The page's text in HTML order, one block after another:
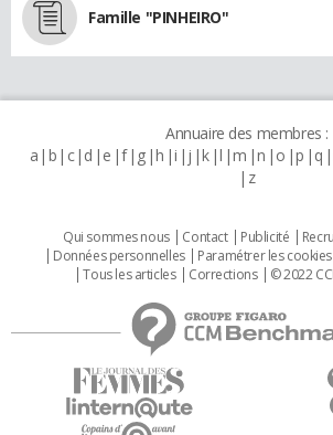
Famille "PINHEIRO"
Annuaire des membres :
a b c d e f g h i j k l m n o p q
z
Qui sommes nous Contact Publicité
Données personnelles
Paramétrer les cookies
Tous les articles
Corrections © 2022